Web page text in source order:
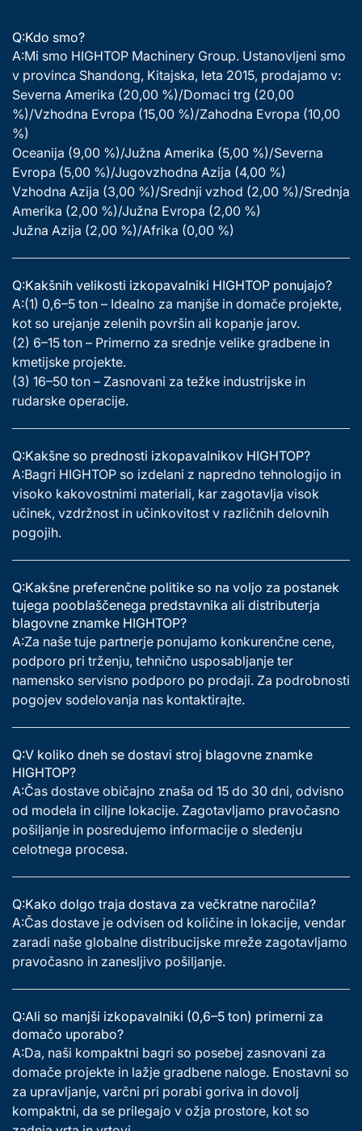
Q:Kdo smo?
A:Mi smo HIGHTOP Machinery Group. Ustanovljeni smo
v provinca Shandong, Kitajska, leta 2015, prodajamo v:
Severna Amerika (20,00 %)/Domaci trg (20,00
%)/Vzhodna Evropa (15,00 %)/Zahodna Evropa (10,00
%)
Oceanija (9,00 %)/Južna Amerika (5,00 %)/Severna
Evropa (5,00 %)/Jugovzhodna Azija (4,00 %)
Vzhodna Azija (3,00 %)/Srednji vzhod (2,00 %)/Srednja
Amerika (2,00 %)/Južna Evropa (2,00 %)
Južna Azija (2,00 %)/Afrika (0,00 %)
Q:Kakšnih velikosti izkopavalniki HIGHTOP ponujajo?
A:(1) 0,6–5 ton – Idealno za manjše in domače projekte,
kot so urejanje zelenih površin ali kopanje jarov.
(2) 6–15 ton – Primerno za srednje velike gradbene in
kmetijske projekte.
(3) 16–50 ton – Zasnovani za težke industrijske in
rudarske operacije.
Q:Kakšne so prednosti izkopavalnikov HIGHTOP?
A:Bagri HIGHTOP so izdelani z napredno tehnologijo in
visoko kakovostnimi materiali, kar zagotavlja visok
učinek, vzdržnost in učinkovitost v različnih delovnih
pogojih.
Q:Kakšne preferenčne politike so na voljo za postanek
tujega pooblaščenega predstavnika ali distributerja
blagovne znamke HIGHTOP?
A:Za naše tuje partnerje ponujamo konkurenčne cene,
podporo pri trženju, tehnično usposabljanje ter
namensko servisno podporo po prodaji. Za podrobnosti
pogojev sodelovanja nas kontaktirajte.
Q:V koliko dneh se dostavi stroj blagovne znamke
HIGHTOP?
A:Čas dostave običajno znaša od 15 do 30 dni, odvisno
od modela in ciljne lokacije. Zagotavljamo pravočasno
pošiljanje in posredujemo informacije o sledenju
celotnega procesa.
Q:Kako dolgo traja dostava za večkratne naročila?
A:Čas dostave je odvisen od količine in lokacije, vendar
zaradi naše globalne distribucijske mreže zagotavljamo
pravočasno in zanesljivo pošiljanje.
Q:Ali so manjši izkopavalniki (0,6–5 ton) primerni za
domačo uporabo?
A:Da, naši kompaktni bagri so posebej zasnovani za
domače projekte in lažje gradbene naloge. Enostavni so
za upravljanje, varčni pri porabi goriva in dovolj
kompaktni, da se prilegajo v ožja prostore, kot so